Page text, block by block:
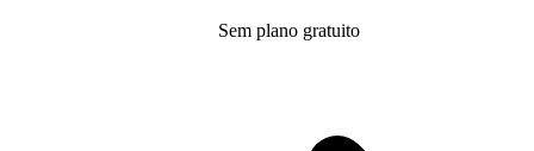
Sem plano gratuito